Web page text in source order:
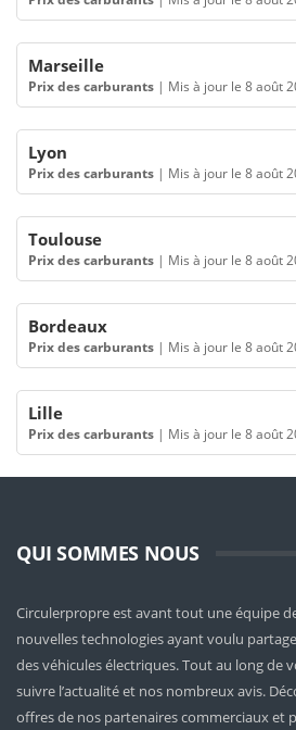
Marseille
Prix des carburants | Mis à jour le 8 août
Lyon
Prix des carburants | Mis à jour le 8 août
Toulouse
Prix des carburants | Mis à jour le 8 août
Bordeaux
Prix des carburants | Mis à jour le 8 août
Lille
Prix des carburants | Mis à jour le 8 août
QUI SOMMES NOUS
Circulerpropre est avant tout une équipe
nouvelles technologies ayant voulu
des véhicules électriques. Tout au long de
suivre l’actualité et nos nombreux avis.
offres de nos partenaires commerciaux et